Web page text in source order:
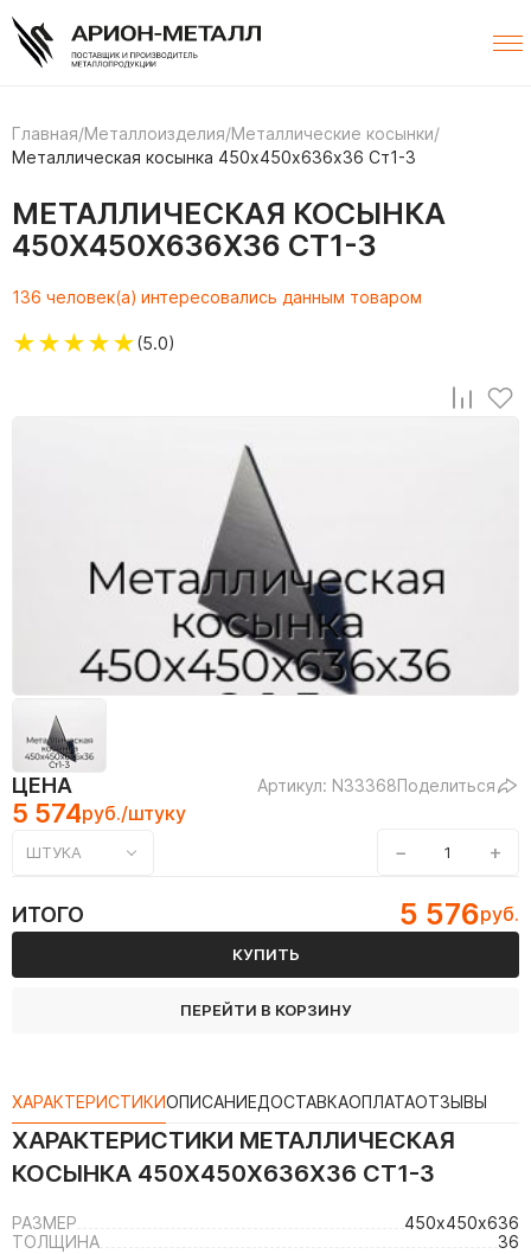
Главная/Металлоизделия/Металлические косынки/
Металлическая косынка 450х450х636х36 Ст1-3
МЕТАЛЛИЧЕСКАЯ КОСЫНКА
450Х450Х636Х36 СТ1-3
136 человек(а) интересовались данным товаром
★★★★★(5.0)
ЦЕНА Артикул: N33368Поделиться
5 574руб./штуку
ШТУКА − +
ИТОГО 5 576руб.
КУПИТЬ
ПЕРЕЙТИ В КОРЗИНУ
ХАРАКТЕРИСТИКИОПИСАНИЕДОСТАВКАОПЛАТАОТЗЫВЫ
ХАРАКТЕРИСТИКИ МЕТАЛЛИЧЕСКАЯ
КОСЫНКА 450Х450Х636Х36 СТ1-3
РАЗМЕР
450х450х636
ТОЛЩИНА
36